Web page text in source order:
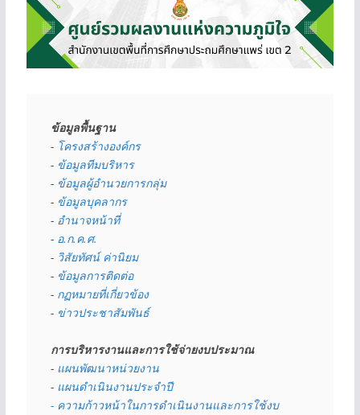
ข้อมูลพื้นฐาน
- โครงสร้างองค์กร
- ข้อมูลทีมบริหาร
- ข้อมูลผู้อำนวยการกลุ่ม
- ข้อมูลบุคลากร
- อำนาจหน้าที่
- อ.ก.ค.ศ.
- วิสัยทัศน์ ค่านิยม
- ข้อมูลการติดต่อ
- กฏหมายที่เกี่ยวข้อง
- ข่าวประชาสัมพันธ์
การบริหารงานและการใช้จ่ายงบประมาณ
- แผนพัฒนาหน่วยงาน
- แผนดำเนินงานประจำปี
- ความก้าวหน้าในการดำเนินงานและการใช้งบ